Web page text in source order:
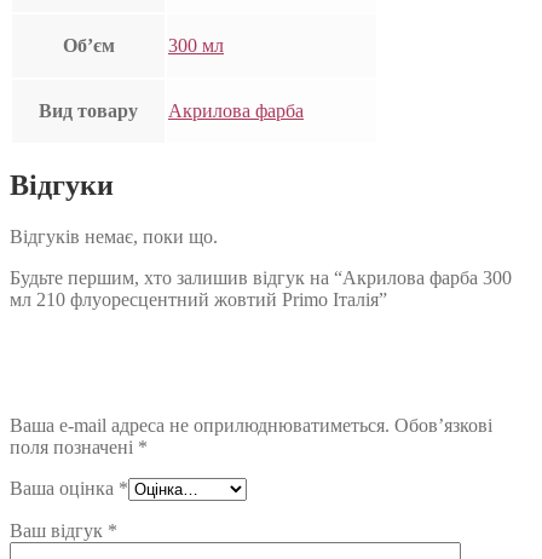
Об’єм 300 мл
Вид товару Акрилова фарба
Відгуки
Відгуків немає, поки що.
Будьте першим, хто залишив відгук на “Акрилова фарба 300
мл 210 флуоресцентний жовтий Primo Італія”
Ваша e-mail адреса не оприлюднюватиметься. Обов’язкові
поля позначені *
Ваша оцінка *
Ваш відгук *